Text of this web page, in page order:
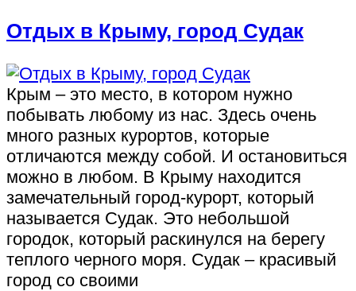
Отдых в Крыму, город Судак
Крым – это место, в котором нужно
побывать любому из нас. Здесь очень
много разных курортов, которые
отличаются между собой. И остановиться
можно в любом. В Крыму находится
замечательный город-курорт, который
называется Судак. Это небольшой
городок, который раскинулся на берегу
теплого черного моря. Судак – красивый
город со своими